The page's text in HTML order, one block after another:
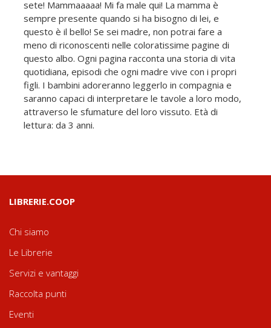
sete! Mammaaaaa! Mi fa male qui! La mamma è
sempre presente quando si ha bisogno di lei, e
questo è il bello! Se sei madre, non potrai fare a
meno di riconoscenti nelle coloratissime pagine di
questo albo. Ogni pagina racconta una storia di vita
quotidiana, episodi che ogni madre vive con i propri
figli. I bambini adoreranno leggerlo in compagnia e
saranno capaci di interpretare le tavole a loro modo,
attraverso le sfumature del loro vissuto. Età di
lettura: da 3 anni.
LIBRERIE.COOP
Chi siamo
Le Librerie
Servizi e vantaggi
Raccolta punti
Eventi